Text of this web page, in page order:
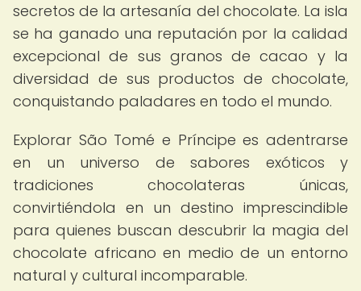
secretos de la artesanía del chocolate. La isla
se ha ganado una reputación por la calidad
excepcional de sus granos de cacao y la
diversidad de sus productos de chocolate,
conquistando paladares en todo el mundo.
Explorar São Tomé e Príncipe es adentrarse
en un universo de sabores exóticos y
tradiciones chocolateras únicas,
convirtiéndola en un destino imprescindible
para quienes buscan descubrir la magia del
chocolate africano en medio de un entorno
natural y cultural incomparable.